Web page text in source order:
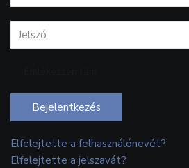
Bejelentkezés
Elfelejtette a felhasználónevét?
Elfelejtette a jelszavát?